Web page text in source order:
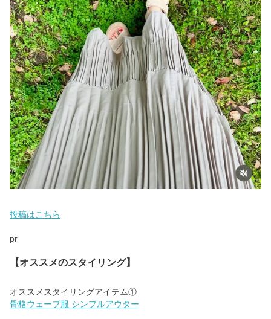
投稿はこちら
pr
【オススメのスタイリング】
骨格ウェーブ服 シンプルアウター